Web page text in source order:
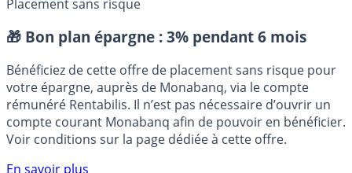
BlanchimentBtp
Placement sans risque
🎁 Bon plan épargne : 3% pendant 6 mois
Bénéficiez de cette offre de placement sans risque pour
votre épargne, auprès de Monabanq, via le compte
rémunéré Rentabilis. Il n’est pas nécessaire d’ouvrir un
compte courant Monabanq afin de pouvoir en bénéficier.
Voir conditions sur la page dédiée à cette offre.